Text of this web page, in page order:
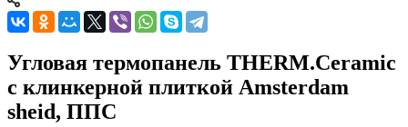
Угловая термопанель THERM.Ceramic
с клинкерной плиткой Amsterdam
sheid, ППС